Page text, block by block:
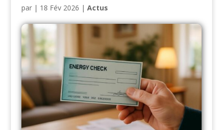
par | 18 Fév 2026 | Actus